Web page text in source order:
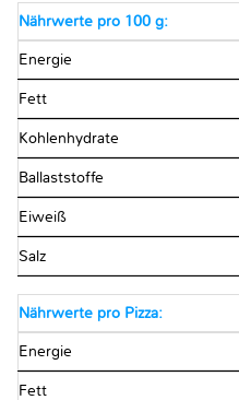
Nährwerte pro 100 g:
Energie
Fett
Kohlenhydrate
Ballaststoffe
Eiweiß
Salz
Nährwerte pro Pizza:
Energie
Fett